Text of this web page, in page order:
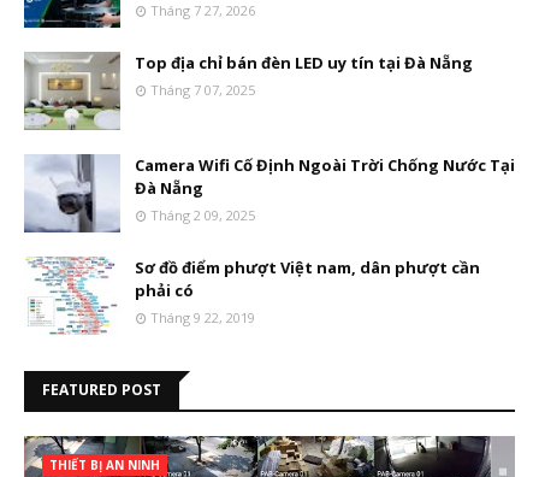
Tháng 7 27, 2026
Top địa chỉ bán đèn LED uy tín tại Đà Nẵng
Tháng 7 07, 2025
Camera Wifi Cố Định Ngoài Trời Chống Nước Tại
Đà Nẵng
Tháng 2 09, 2025
Sơ đồ điểm phượt Việt nam, dân phượt cần
phải có
Tháng 9 22, 2019
FEATURED POST
THIẾT BỊ AN NINH